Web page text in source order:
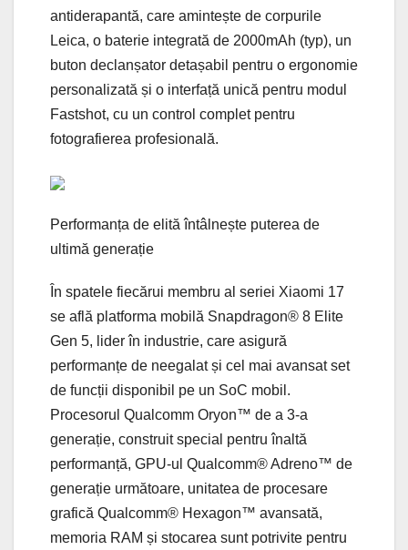
antiderapantă, care amintește de corpurile
Leica, o baterie integrată de 2000mAh (typ), un
buton declanșator detașabil pentru o ergonomie
personalizată și o interfață unică pentru modul
Fastshot, cu un control complet pentru
fotografierea profesională.
Performanța de elită întâlnește puterea de
ultimă generație
În spatele fiecărui membru al seriei Xiaomi 17
se află platforma mobilă Snapdragon® 8 Elite
Gen 5, lider în industrie, care asigură
performanțe de neegalat și cel mai avansat set
de funcții disponibil pe un SoC mobil.
Procesorul Qualcomm Oryon™ de a 3-a
generație, construit special pentru înaltă
performanță, GPU-ul Qualcomm® Adreno™ de
generație următoare, unitatea de procesare
grafică Qualcomm® Hexagon™ avansată,
memoria RAM și stocarea sunt potrivite pentru